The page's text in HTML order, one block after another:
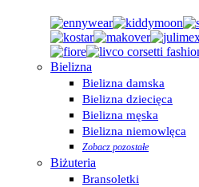
Bielizna
Bielizna damska
Bielizna dziecięca
Bielizna męska
Bielizna niemowlęca
Zobacz pozostałe
Biżuteria
Bransoletki